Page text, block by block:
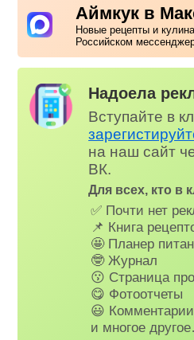
Аймкук в
Новые рецепты и
Российском
Надоела
Вступайте в
на наш сайт
ВК.
Для всех, кто в
✅ Почти нет
📌 Книга
🤩 Планер
🤓 Журнал
😗 Страница
😋 Фотоотчеты
😃 Комментарии
и многое